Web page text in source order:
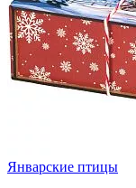
Январские птицы